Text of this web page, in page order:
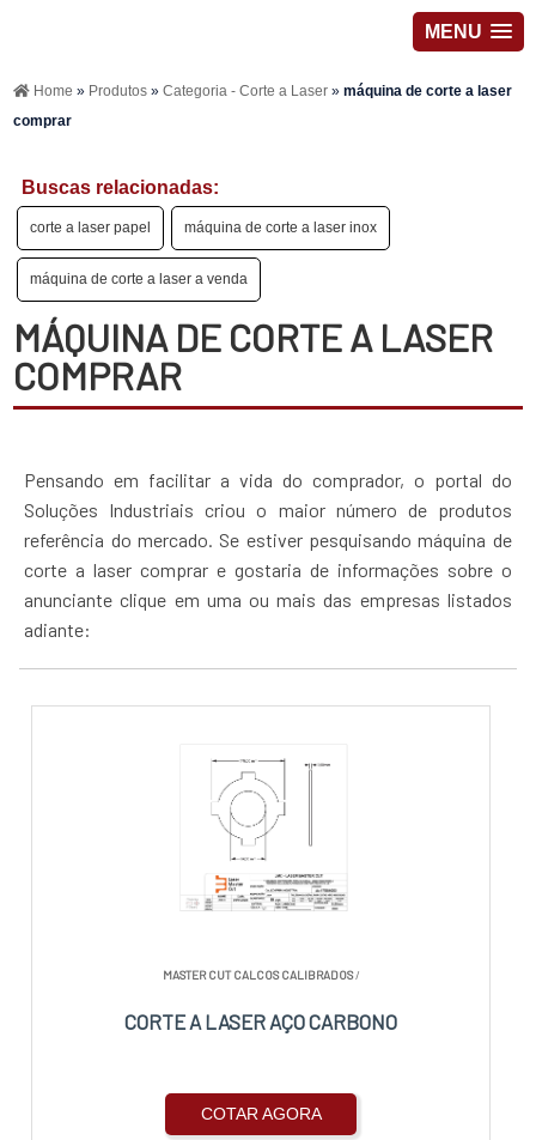
MENU
Home » Produtos»Categoria - Corte a Laser»máquina de corte a laser
comprar
Buscas relacionadas:
corte a laser papel máquina de corte a laser inox
máquina de corte a laser a venda
MÁQUINA DE CORTE A LASER
COMPRAR
Pensando em facilitar a vida do comprador, o portal do
Soluções Industriais criou o maior número de produtos
referência do mercado. Se estiver pesquisando máquina de
corte a laser comprar e gostaria de informações sobre o
anunciante clique em uma ou mais das empresas listados
adiante:
MASTER CUT CALCOS CALIBRADOS/
CORTE A LASER AÇO CARBONO
COTAR AGORA